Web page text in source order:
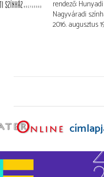
rendező
Nagyváradi
2016. augusztus